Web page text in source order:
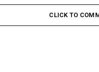
CLICK TO